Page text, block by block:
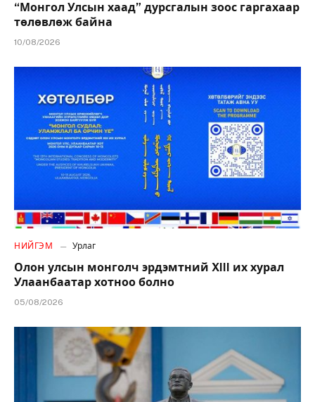
“Монгол Улсын хаад” дурсгалын зоос гаргахаар
төлөвлөж байна
10/08/2026
НИЙГЭМ Урлаг
Олон улсын монголч эрдэмтний XIII их хурал
Улаанбаатар хотноо болно
05/08/2026